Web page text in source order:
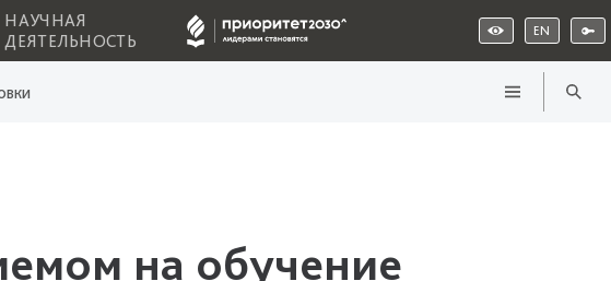
НАУЧНАЯ
ДЕЯТЕЛЬНОСТЬ
EN
на обучение